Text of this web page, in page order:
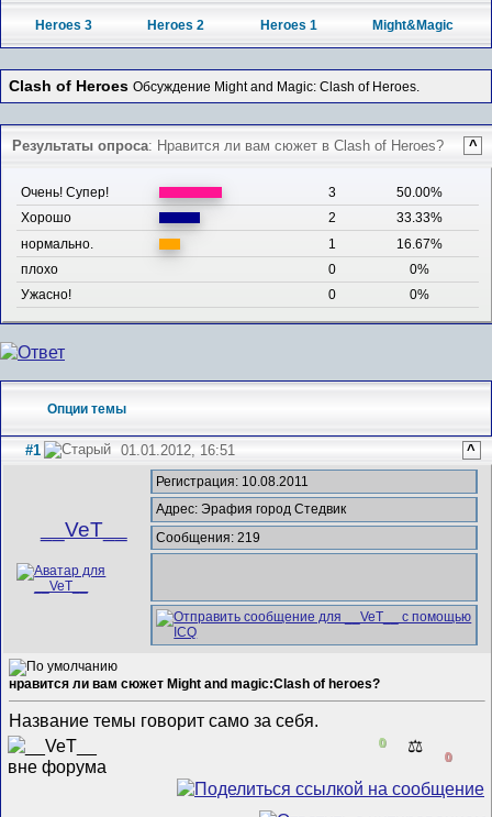
Heroes 3 Heroes 2 Heroes 1 Might&Magic
Clash of Heroes Обсуждение Might and Magic: Clash of Heroes.
Результаты опроса: Нравится ли вам сюжет в Clash of Heroes? ^
Очень! Супер! 3
50.00%
Хорошо
2
33.33%
нормально.
1
16.67%
плохо
0
0%
Ужасно!
0 0%
Опции темы
#1 01.01.2012, 16:51 ^
__VeT__
Регистрация: 10.08.2011
Адрес: Эрафия город Стедвик
Сообщения: 219
нравится ли вам сюжет Мight and magic:Clash of heroes?
Название темы говорит само за себя.
0 ⚖️
0